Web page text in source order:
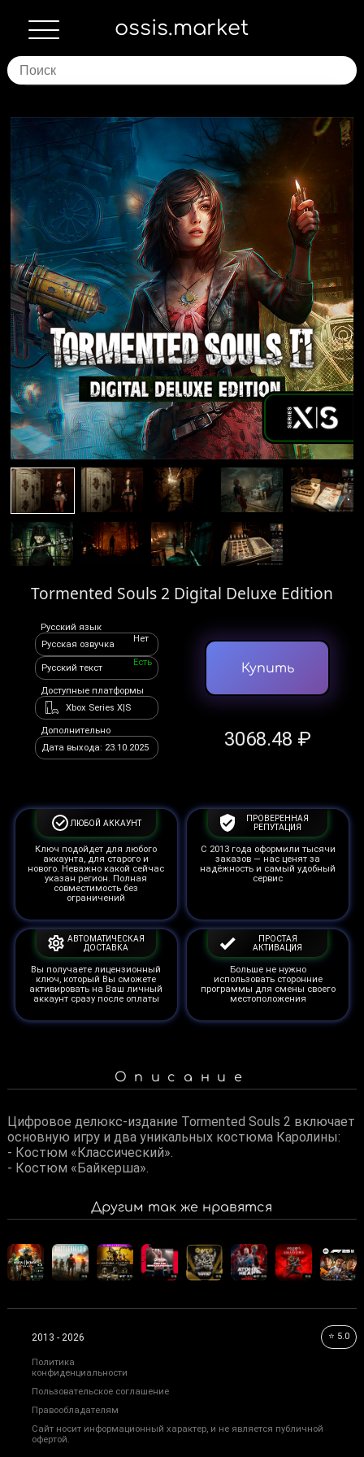
ossis.market
Tormented Souls 2 Digital Deluxe Edition
Русский язык
Русская озвучка
Нет
Русский текст
Есть
Доступные платформы
Xbox Series X|S
Дополнительно
Дата выхода: 23.10.2025
Купить
3068.48 ₽
ЛЮБОЙ АККАУНТ
Ключ подойдет для любого
аккаунта, для старого и
нового. Неважно какой сейчас
указан регион. Полная
совместимость без
ограничений
ПРОВЕРЕННАЯ
РЕПУТАЦИЯ
С 2013 года оформили тысячи
заказов — нас ценят за
надёжность и самый удобный
сервис
АВТОМАТИЧЕСКАЯ
ДОСТАВКА
Вы получаете лицензионный
ключ, который Вы сможете
активировать на Ваш личный
аккаунт сразу после оплаты
ПРОСТАЯ
АКТИВАЦИЯ
Больше не нужно
использовать сторонние
программы для смены своего
местоположения
Описание
Цифровое делюкс-издание Tormented Souls 2 включает
основную игру и два уникальных костюма Каролины:
- Костюм «Классический».
- Костюм «Байкерша».
Другим так же нравятся
2013 - 2026 ⭐ 5.0
Политика
конфиденциальности
Пользовательское соглашение
Правообладателям
Сайт носит информационный характер, и не является публичной
офертой.